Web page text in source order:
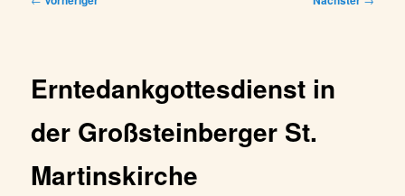
Erntedankgottesdienst in
der Großsteinberger St.
Martinskirche